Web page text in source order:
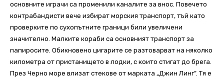
основните играчи са променили каналите за внос. Повечето
контрабандисти вече избират морския транспорт, тъй като
проверките по сухопътните граници били увеличени
значително. Малките кораби са основният транспорт за
папиросите. Обикновено цигарите се разтоварват на няколко
километра от пристанището в лодки, с които стигат до брега.
През Черно море влизат стекове от марката „Джин Линг”. Тя е